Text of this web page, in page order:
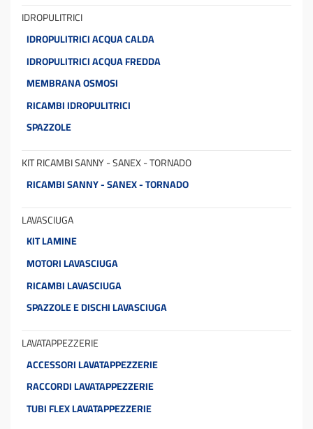
IDROPULITRICI
IDROPULITRICI ACQUA CALDA
IDROPULITRICI ACQUA FREDDA
MEMBRANA OSMOSI
RICAMBI IDROPULITRICI
SPAZZOLE
KIT RICAMBI SANNY - SANEX - TORNADO
RICAMBI SANNY - SANEX - TORNADO
LAVASCIUGA
KIT LAMINE
MOTORI LAVASCIUGA
RICAMBI LAVASCIUGA
SPAZZOLE E DISCHI LAVASCIUGA
LAVATAPPEZZERIE
ACCESSORI LAVATAPPEZZERIE
RACCORDI LAVATAPPEZZERIE
TUBI FLEX LAVATAPPEZZERIE